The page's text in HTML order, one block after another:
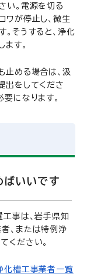
い。電源を切る
ワが停止し、微生
そうすると、浄化
す。
止める場合は、汲
出をしてくださ
になります。
ばいいです
工事は、岩手県知
、または特例浄
ください。
化槽工事業者一覧